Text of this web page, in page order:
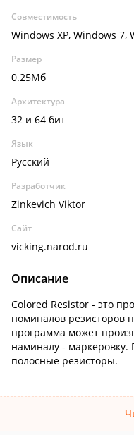
Совместимость
Windows XP, Windows 7,
Размер
0.25Мб
Архитектура
32 и 64 бит
Язык
Русский
Разработчик
Zinkevich Viktor
Сайт
vicking.narod.ru
Описание
Colored Resistor - это
номиналов резисторов
программа может
наминалу - маркеровку.
полосные резисторы.